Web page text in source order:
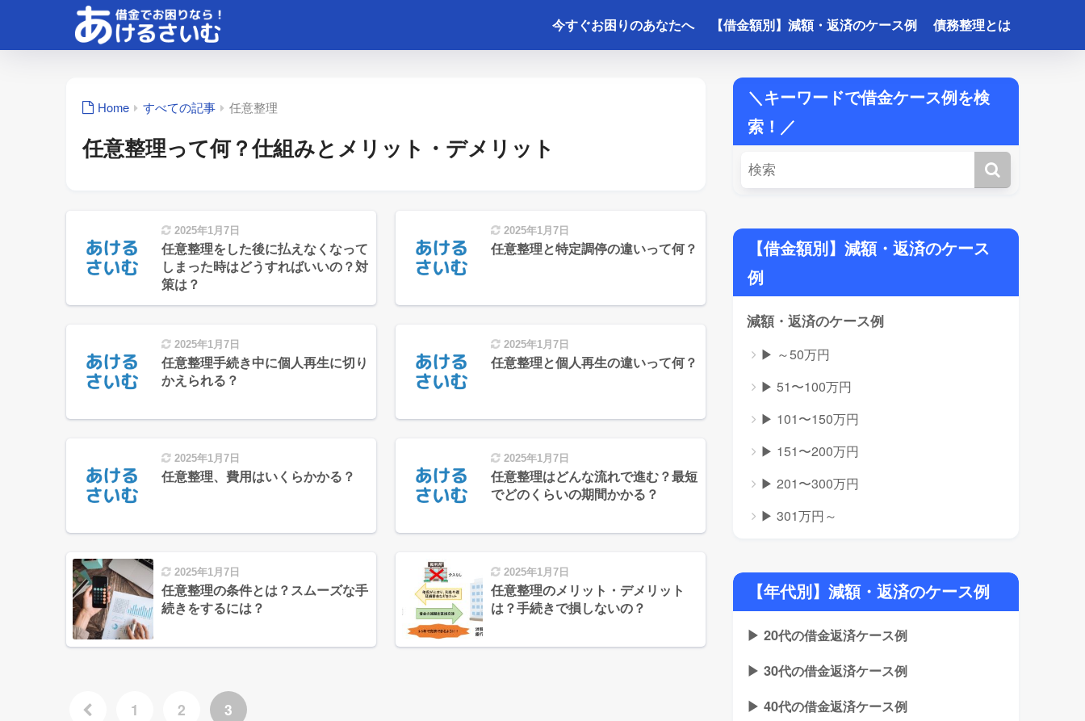
今すぐお困りのあなたへ 【借金額別】減額・返済のケース例 債務整理とは
Home すべての記事 任意整理
任意整理って何？仕組みとメリット・デメリット
2025年1月7日
任意整理をした後に払えなくなって
しまった時はどうすればいいの？対
策は？
2025年1月7日
任意整理と特定調停の違いって何？
2025年1月7日
任意整理手続き中に個人再生に切り
かえられる？
2025年1月7日
任意整理と個人再生の違いって何？
2025年1月7日
任意整理、費用はいくらかかる？
2025年1月7日
任意整理はどんな流れで進む？最短
でどのくらいの期間かかる？
2025年1月7日
任意整理の条件とは？スムーズな手
続きをするには？
2025年1月7日
任意整理のメリット・デメリット
は？手続きで損しないの？
1 2 3
＼キーワードで借金ケース例を検
索！／
【借金額別】減額・返済のケース
例
減額・返済のケース例
▶ ～50万円
▶ 51〜100万円
▶ 101〜150万円
▶ 151〜200万円
▶ 201〜300万円
▶ 301万円～
【年代別】減額・返済のケース例
▶ 20代の借金返済ケース例
▶ 30代の借金返済ケース例
▶ 40代の借金返済ケース例